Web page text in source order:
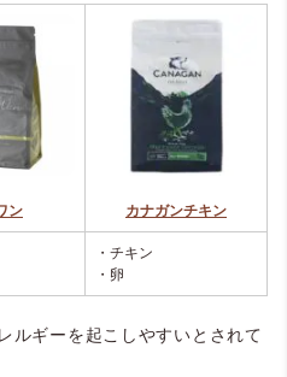
ン カナガンチキン
・チキン
・卵
ルギーを起こしやすいとされて